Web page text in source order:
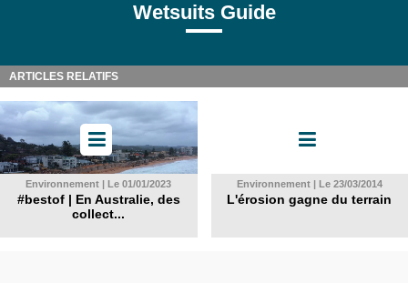
Wetsuits Guide
ARTICLES RELATIFS
Environnement | Le 01/01/2023
#bestof | En Australie, des
collect...
Environnement | Le 23/03/2014
L'érosion gagne du terrain